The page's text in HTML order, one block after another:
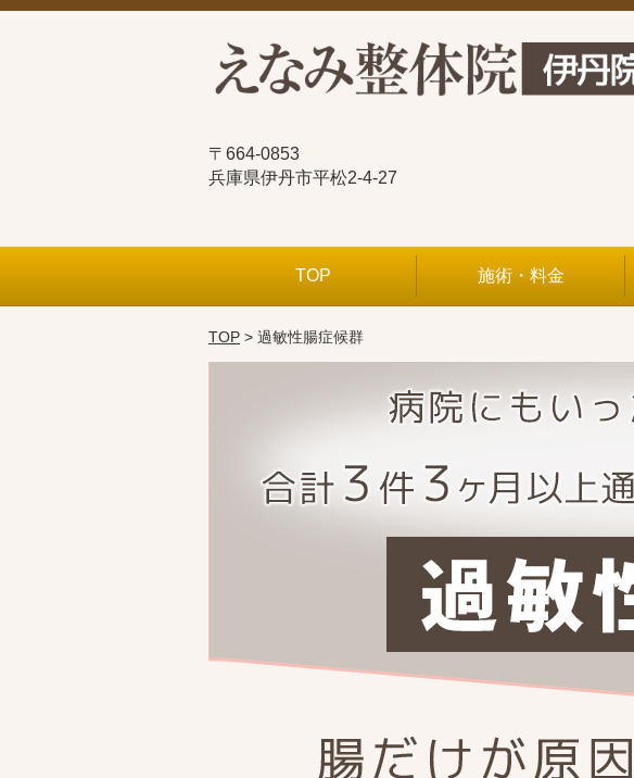
〒664-0853
兵庫県伊丹市平松2-4-27
TOP 施術・料金
TOP > 過敏性腸症候群